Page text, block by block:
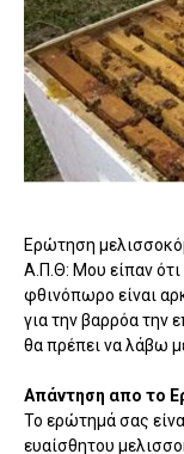
Ερώτηση
Α.Π.Θ: Μου είπαν ότι
φθινόπωρο είναι
για την βαρρόα την
θα πρέπει να λάβω
Απάντηση απο το
Το ερώτημά σας
ευαίσθητου